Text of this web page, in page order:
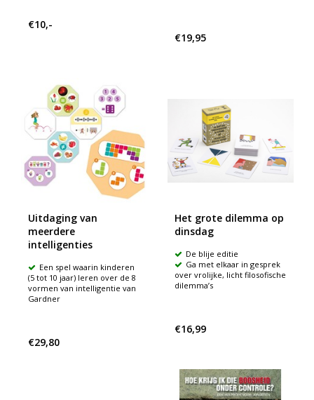
€10,-
€19,95
Uitdaging van
meerdere
intelligenties
Een spel waarin kinderen
(5 tot 10 jaar) leren over de 8
vormen van intelligentie van
Gardner
€29,80
Het grote dilemma op
dinsdag
De blije editie
Ga met elkaar in gesprek
over vrolijke, licht filosofische
dilemma’s
€16,99